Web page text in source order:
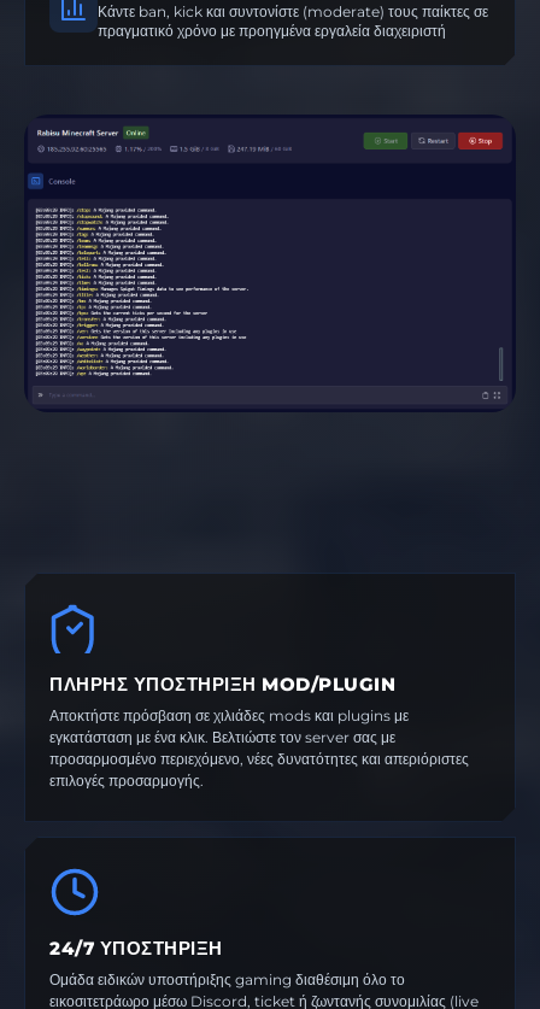
Κάντε ban, kick και συντονίστε (moderate) τους παίκτες σε
πραγματικό χρόνο με προηγμένα εργαλεία διαχειριστή
ΠΛΉΡΗΣ ΥΠΟΣΤΉΡΙΞΗ MOD/PLUGIN
Αποκτήστε πρόσβαση σε χιλιάδες mods και plugins με
εγκατάσταση με ένα κλικ. Βελτιώστε τον server σας με
προσαρμοσμένο περιεχόμενο, νέες δυνατότητες και απεριόριστες
επιλογές προσαρμογής.
24/7 ΥΠΟΣΤΉΡΙΞΗ
Ομάδα ειδικών υποστήριξης gaming διαθέσιμη όλο το
εικοσιτετράωρο μέσω Discord, ticket ή ζωντανής συνομιλίας (live